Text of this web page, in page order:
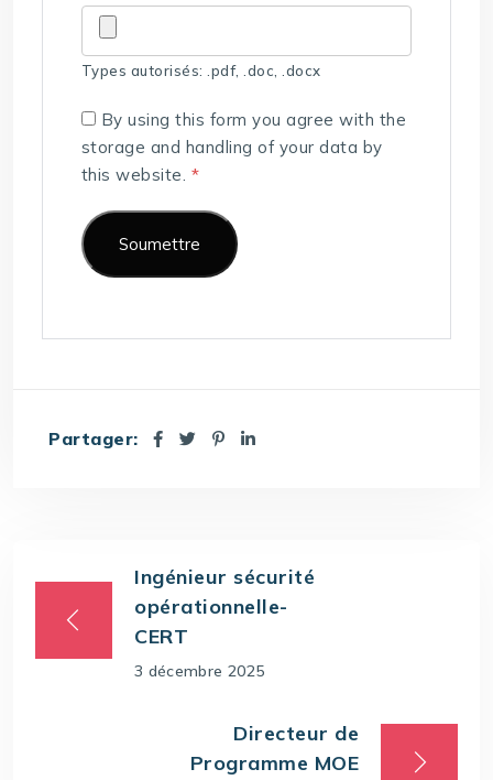
Types autorisés: .pdf, .doc, .docx
By using this form you agree with the
storage and handling of your data by
this website. *
Partager:
Ingénieur sécurité
opérationnelle-
CERT
3 décembre 2025
Directeur de
Programme MOE